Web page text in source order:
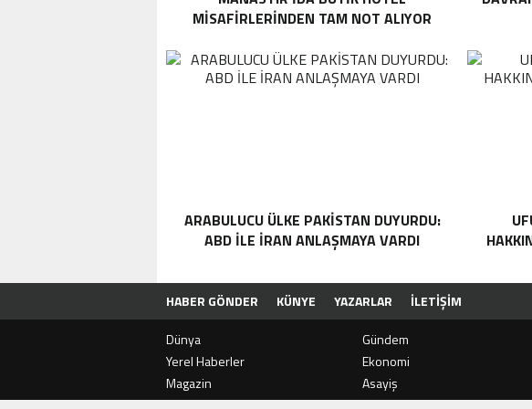
MISAFIRLERINDEN TAM NOT ALIYOR
ARABULUCU ÜLKE PAKISTAN DUYURDU:
ABD ILE İRAN ANLAŞMAYA VARDI
HABER GÖNDER KÜNYE YAZARLAR
İLETIŞIM
Dünya
Gündem
Yerel Haberler
Ekonomi
Magazin
Asayiş
Teknoloji
Sağlık
ERUH-DER’IN GELENEKSEL